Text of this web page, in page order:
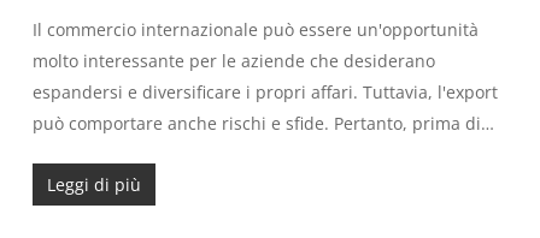
Il commercio internazionale può essere un'opportunità
molto interessante per le aziende che desiderano
espandersi e diversificare i propri affari. Tuttavia, l'export
può comportare anche rischi e sfide. Pertanto, prima di…
Leggi di più